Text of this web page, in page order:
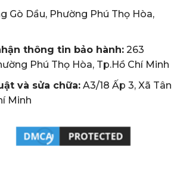
Gò Dầu, Phường Phú Thọ Hòa,
thông tin bảo hành: 263
Phú Thọ Hòa, Tp.Hồ Chí Minh
và sửa chữa: A3/18 Ấp 3, Xã Tân
Minh